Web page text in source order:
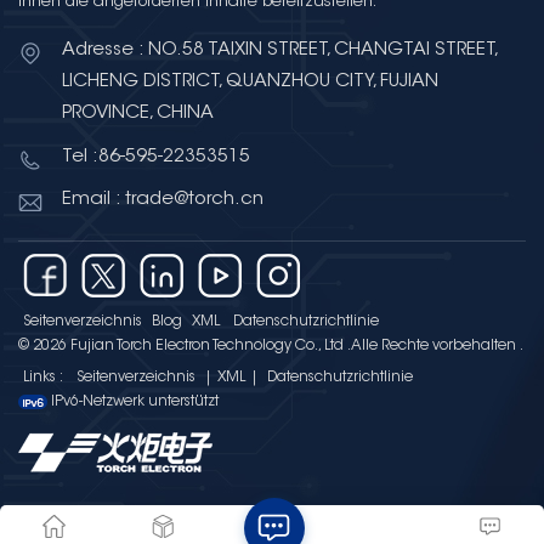
Adresse : NO.58 TAIXIN STREET, CHANGTAI STREET,
LICHENG DISTRICT, QUANZHOU CITY, FUJIAN
PROVINCE, CHINA
Tel :86-595-22353515
Email : trade@torch.cn
Seitenverzeichnis Blog XML
Datenschutzrichtlinie
© 2026 Fujian Torch Electron Technology Co., Ltd .Alle Rechte vorbehalten .
Links : Seitenverzeichnis XML
Datenschutzrichtlinie
IPv6-Netzwerk unterstützt